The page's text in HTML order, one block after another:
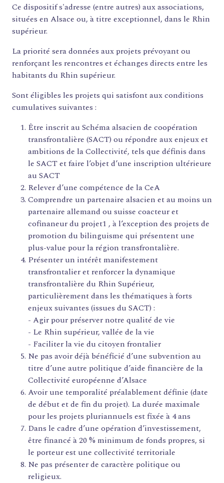
Ce dispositif s'adresse (entre autres) aux associations,
situées en Alsace ou, à titre exceptionnel, dans le Rhin
supérieur.
La priorité sera données aux projets prévoyant ou
renforçant les rencontres et échanges directs entre les
habitants du Rhin supérieur.
Sont éligibles les projets qui satisfont aux conditions
cumulatives suivantes :
Être inscrit au Schéma alsacien de coopération
transfrontalière (SACT) ou répondre aux enjeux et
ambitions de la Collectivité, tels que définis dans
le SACT et faire l’objet d’une inscription ultérieure
au SACT
Relever d’une compétence de la CeA
Comprendre un partenaire alsacien et au moins un
partenaire allemand ou suisse coacteur et
cofinaneur du projet1 , à l’exception des projets de
promotion du bilinguisme qui présentent une
plus-value pour la région transfrontalière.
Présenter un intérêt manifestement
transfrontalier et renforcer la dynamique
transfrontalière du Rhin Supérieur,
particulièrement dans les thématiques à forts
enjeux suivantes (issues du SACT) :
- Agir pour préserver notre qualité de vie
- Le Rhin supérieur, vallée de la vie
- Faciliter la vie du citoyen frontalier
Ne pas avoir déjà bénéficié d’une subvention au
titre d’une autre politique d’aide financière de la
Collectivité européenne d’Alsace
Avoir une temporalité préalablement définie (date
de début et de fin du projet). La durée maximale
pour les projets pluriannuels est fixée à 4 ans
Dans le cadre d’une opération d’investissement,
être financé à 20 % minimum de fonds propres, si
le porteur est une collectivité territoriale
Ne pas présenter de caractère politique ou
religieux.
FORMATIONS
ATELIERS
RENCONTRES
ACCOMPAGNEMENT
ACTIONS ARTISTIQUES
RESSOURCES
QUI SOMMES-NOUS ?